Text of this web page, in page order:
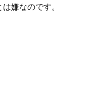
嫌なのです。